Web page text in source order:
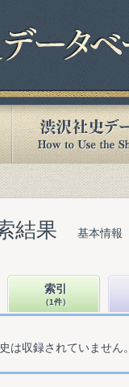
結果 基本情報
索引
（1件）
は収録されていません